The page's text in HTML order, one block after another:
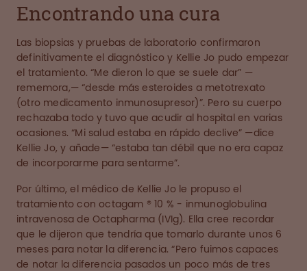
Encontrando una cura
Las biopsias y pruebas de laboratorio confirmaron
definitivamente el diagnóstico y Kellie Jo pudo empezar
el tratamiento. “Me dieron lo que se suele dar” —
rememora,— “desde más esteroides a metotrexato
(otro medicamento inmunosupresor)”. Pero su cuerpo
rechazaba todo y tuvo que acudir al hospital en varias
ocasiones. “Mi salud estaba en rápido declive” —dice
Kellie Jo, y añade— “estaba tan débil que no era capaz
de incorporarme para sentarme”.
Por último, el médico de Kellie Jo le propuso el
tratamiento con octagam ® 10 % - inmunoglobulina
intravenosa de Octapharma (IVIg). Ella cree recordar
que le dijeron que tendría que tomarlo durante unos 6
meses para notar la diferencia. “Pero fuimos capaces
de notar la diferencia pasados un poco más de tres